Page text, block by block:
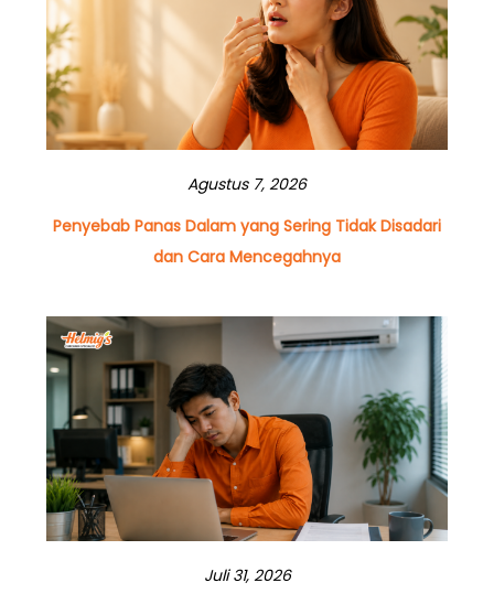
Agustus 7, 2026
Penyebab Panas Dalam yang Sering Tidak Disadari
dan Cara Mencegahnya
Juli 31, 2026